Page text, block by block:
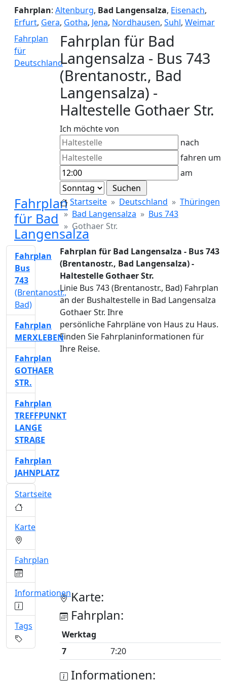
Fahrplan: Altenburg, Bad Langensalza, Eisenach,
Erfurt, Gera, Gotha, Jena, Nordhausen, Suhl, Weimar
Fahrplan
für
Deutschland
Fahrplan für Bad
Langensalza - Bus 743
(Brentanostr., Bad
Langensalza) -
Haltestelle Gothaer Str.
Ich möchte von
nach
fahren um
am
Fahrplan
für Bad
Langensalza
Startseite Deutschland
Thüringen
Bad Langensalza
Bus 743
Gothaer Str.
Fahrplan für Bad Langensalza - Bus 743
(Brentanostr., Bad Langensalza) -
Haltestelle Gothaer Str.
Linie Bus 743 (Brentanostr., Bad) Fahrplan
an der Bushaltestelle in Bad Langensalza
Gothaer Str. Ihre
persönliche Fahrpläne von Haus zu Haus.
Finden Sie Fahrplaninformationen für
Ihre Reise.
Karte:
Fahrplan:
Werktag
7
7:20
Informationen:
Fahrplan
Bus
743
(Brentanostr.,
Bad)
Fahrplan
MERXLEBEN
Fahrplan
GOTHAER
STR.
Fahrplan
TREFFPUNKT
LANGE
STRAßE
Fahrplan
JAHNPLATZ
Startseite
Karte
Fahrplan
Informationen
Tags